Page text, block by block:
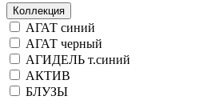
Коллекция
АГАТ синий
АГАТ черный
АГИДЕЛЬ т.синий
АКТИВ
БЛУЗЫ